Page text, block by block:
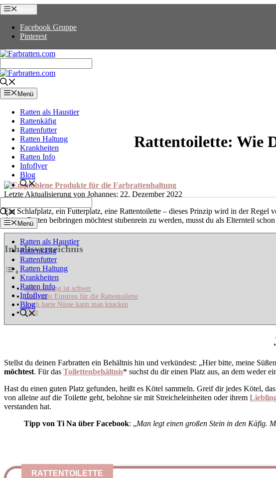
Zum
Inhalt
springenFacebook Gruppe
Pinterest
Menü
Ratten als Haustier
Rattenkäfig
Rattenfutter
Ratten Haltung
Krankheiten
Ratten Info
Infoflyer
Blog
Menü
Ratten als Haustier
Rattenkäfig
Rattenfutter
Ratten Haltung
Krankheiten
Ratten Info
Infoflyer
Blog
Rattentoilette: Wie
22. Dezember 2022
Ein Schlafplatz, ein Futterplatz, eine Rattentoilette – dieses Prinzip wird in der Regel
deinen Ratten beibringen möchtest stubenrein zu werden, musst du als Elternteil
Inhaltsverzeichnis
Jeder Anfang ist schwer
Geeignete Einstreu für die Rattentoilette
Auch harte Nüsse kann man knacken
Fazit
Stellst du deinen Farbratten ein Behältnis hin und verkündest: „Hier bitte, meine
möchtest. Für das Toilettenbehältnis* suchst du dir einen Platz aus, an dem weder
Hast du einen guten Platz gefunden, heißt es Kötel sammeln. Greif dir jedes Kötel,
von alleine auf die Toilette geht, belohne sie mit Streicheleinheiten oder ihrem
verstanden hat.
Tipp von Ti Na über Facebook: „Man legt einen großen Stein in den Käfig.
RATTENTOILETTE